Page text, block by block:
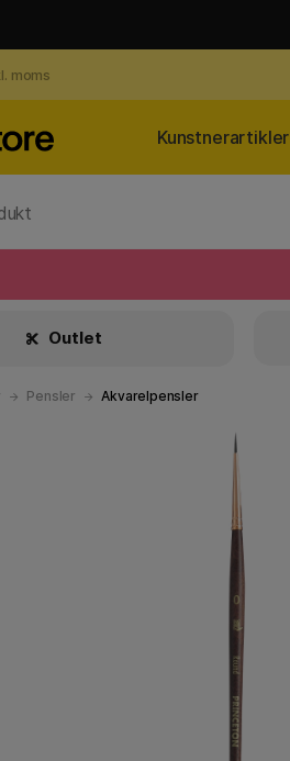
moms
Kunstnerartikler
Outlet
Pensler Akvarelpensler